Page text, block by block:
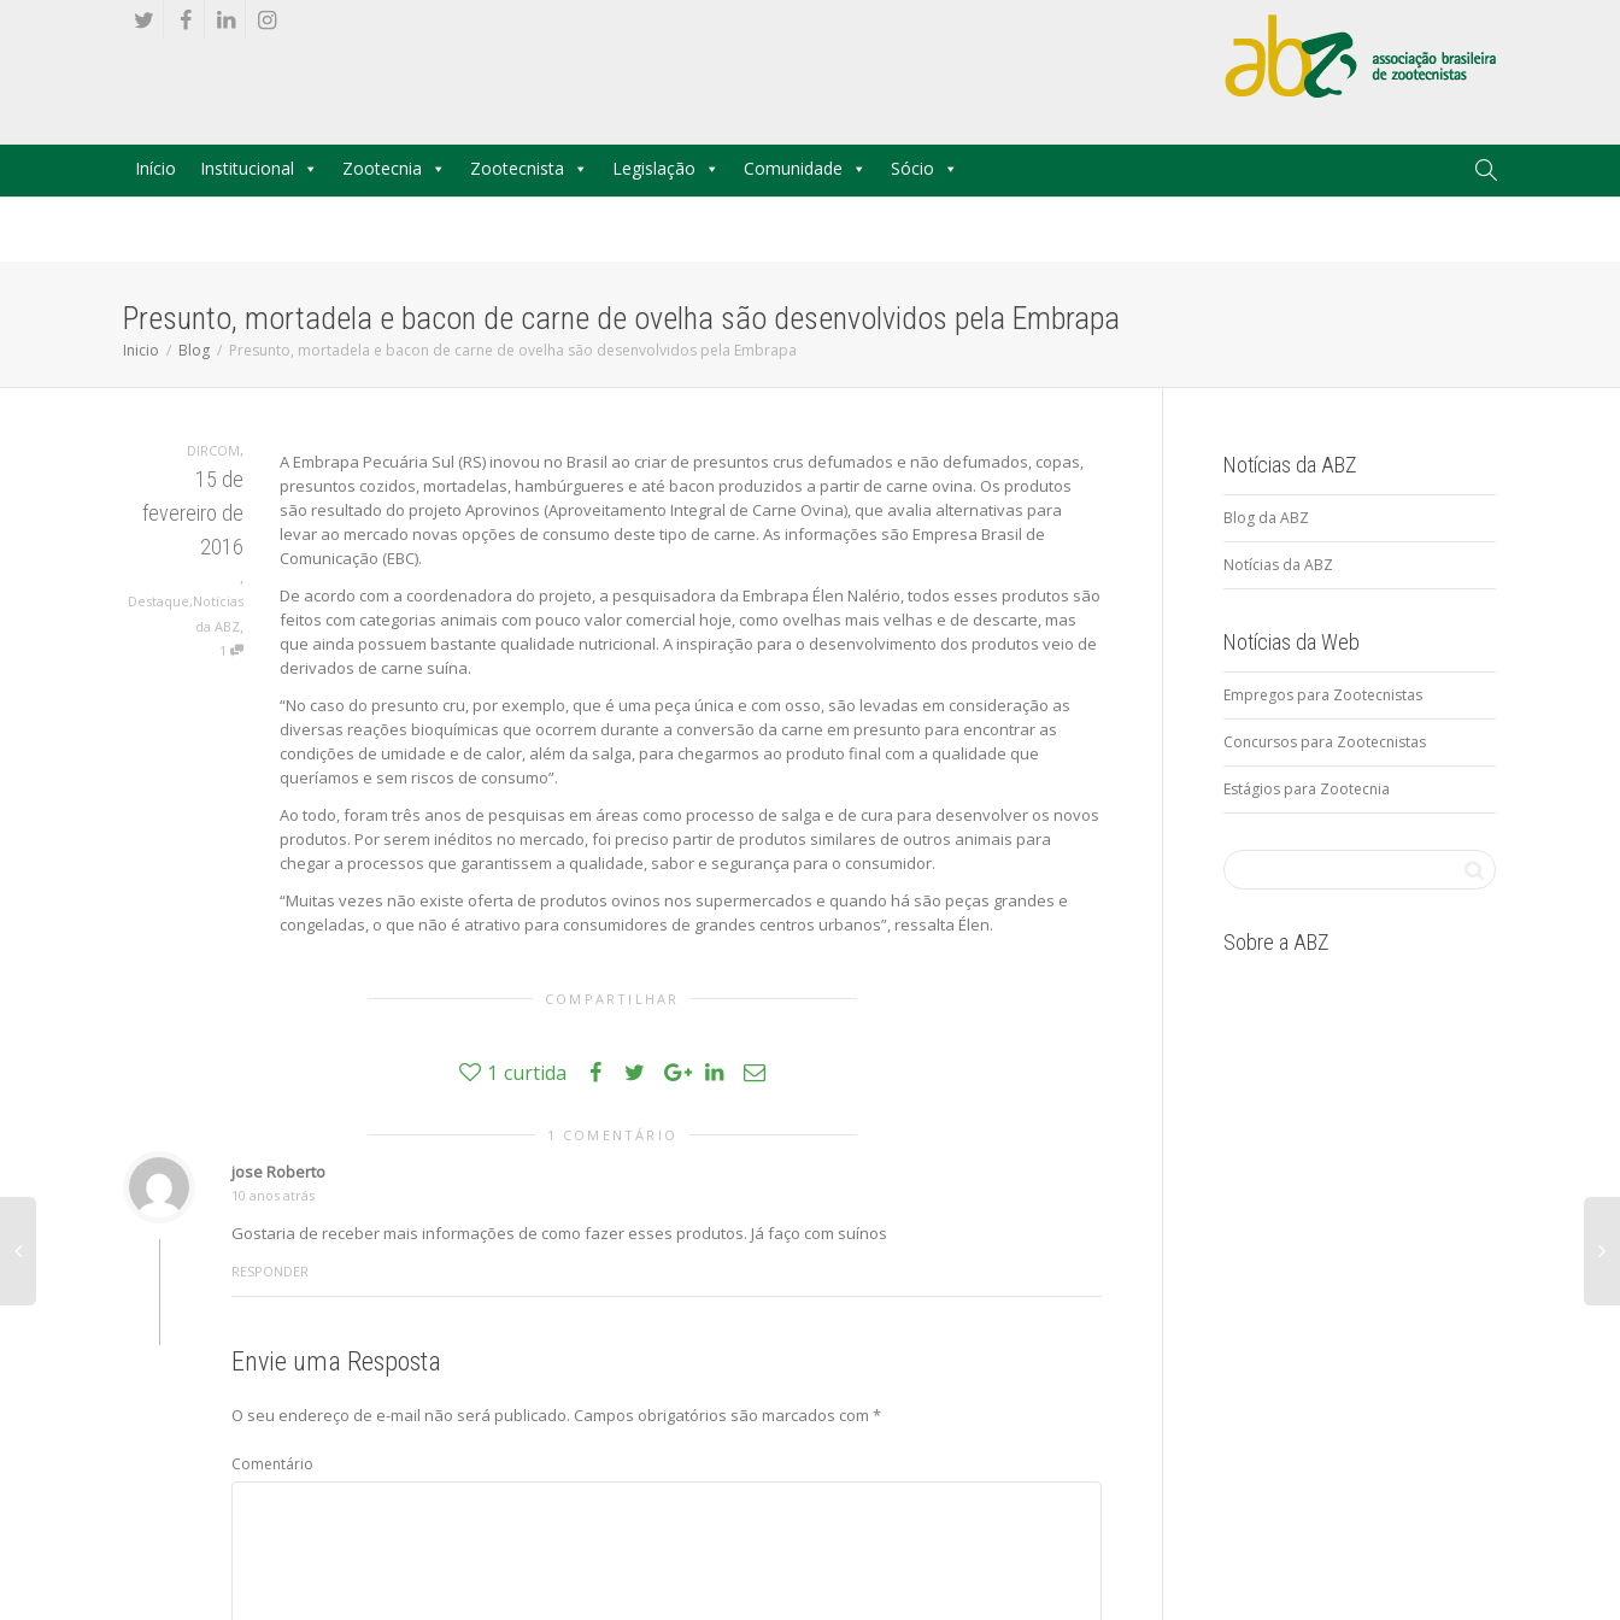
Início Institucional Zootecnia Zootecnista Legislação Comunidade Sócio
Presunto, mortadela e bacon de carne de ovelha são desenvolvidos pela Embrapa
Inicio Blog Presunto, mortadela e bacon de carne de ovelha são desenvolvidos pela Embrapa
DIRCOM,
15 de
fevereiro de
2016
Destaque,Notícias
da ABZ
1
A Embrapa Pecuária Sul (RS) inovou no Brasil ao criar de presuntos crus defumados e não defumados, copas,
presuntos cozidos, mortadelas, hambúrgueres e até bacon produzidos a partir de carne ovina. Os produtos
são resultado do projeto Aprovinos (Aproveitamento Integral de Carne Ovina), que avalia alternativas para
levar ao mercado novas opções de consumo deste tipo de carne. As informações são Empresa Brasil de
Comunicação (EBC).
De acordo com a coordenadora do projeto, a pesquisadora da Embrapa Élen Nalério, todos esses produtos são
feitos com categorias animais com pouco valor comercial hoje, como ovelhas mais velhas e de descarte, mas
que ainda possuem bastante qualidade nutricional. A inspiração para o desenvolvimento dos produtos veio de
derivados de carne suína.
“No caso do presunto cru, por exemplo, que é uma peça única e com osso, são levadas em consideração as
diversas reações bioquímicas que ocorrem durante a conversão da carne em presunto para encontrar as
condições de umidade e de calor, além da salga, para chegarmos ao produto final com a qualidade que
queríamos e sem riscos de consumo”.
Ao todo, foram três anos de pesquisas em áreas como processo de salga e de cura para desenvolver os novos
produtos. Por serem inéditos no mercado, foi preciso partir de produtos similares de outros animais para
chegar a processos que garantissem a qualidade, sabor e segurança para o consumidor.
“Muitas vezes não existe oferta de produtos ovinos nos supermercados e quando há são peças grandes e
congeladas, o que não é atrativo para consumidores de grandes centros urbanos”, ressalta Élen.
COMPARTILHAR
1 curtida
1 COMENTÁRIO
jose Roberto
10 anos atrás
Gostaria de receber mais informações de como fazer esses produtos. Já faço com suínos
RESPONDER
Envie uma Resposta
O seu endereço de e-mail não será publicado. Campos obrigatórios são marcados com *
Comentário
Notícias da ABZ
Blog da ABZ
Notícias da ABZ
Notícias da Web
Empregos para Zootecnistas
Concursos para Zootecnistas
Estágios para Zootecnia
Sobre a ABZ